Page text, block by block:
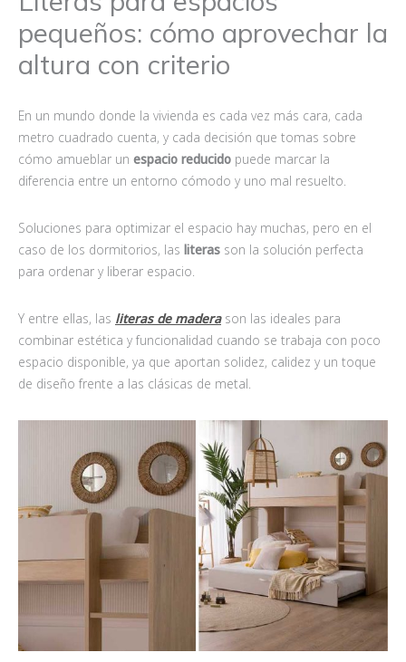
pequeños: cómo aprovechar la
altura con criterio
En un mundo donde la vivienda es cada vez más cara, cada
metro cuadrado cuenta, y cada decisión que tomas sobre
cómo amueblar un espacio reducido puede marcar la
diferencia entre un entorno cómodo y uno mal resuelto.
Soluciones para optimizar el espacio hay muchas, pero en el
caso de los dormitorios, las literas son la solución perfecta
para ordenar y liberar espacio.
Y entre ellas, las literas de madera son las ideales para
combinar estética y funcionalidad cuando se trabaja con poco
espacio disponible, ya que aportan solidez, calidez y un toque
de diseño frente a las clásicas de metal.